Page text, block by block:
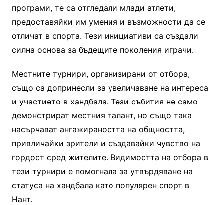
програми, те са отгледали млади атлети,
предоставяйки им умения и възможности да се
отличат в спорта. Тези инициативи са създали
силна основа за бъдещите поколения играчи.
Местните турнири, организирани от отбора,
също са допринесли за увеличаване на интереса
и участието в хандбала. Тези събития не само
демонстрират местния талант, но също така
насърчават ангажираността на общността,
привличайки зрители и създавайки чувство на
гордост сред жителите. Видимостта на отбора в
тези турнири е помогнала за утвърдяване на
статуса на хандбала като популярен спорт в
Нант.